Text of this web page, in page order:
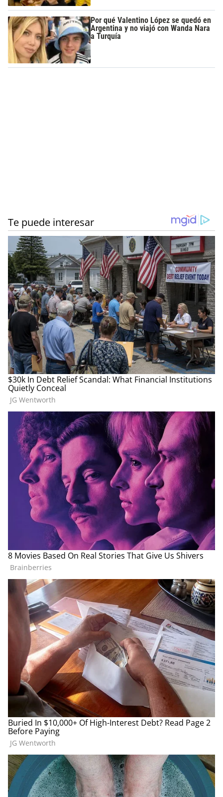
Por qué Valentino López se quedó en
Argentina y no viajó con Wanda Nara
a Turquía